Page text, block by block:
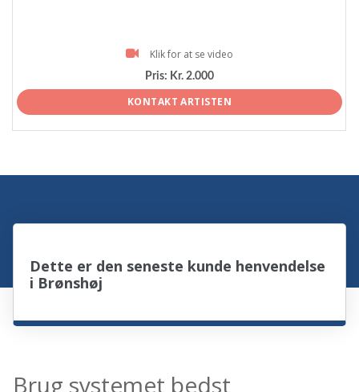
Klik for at se video
Pris: Kr. 2.000
KONTAKT ARTISTEN
Dette er den seneste kunde henvendelse
i Brønshøj
Brug systemet bedst